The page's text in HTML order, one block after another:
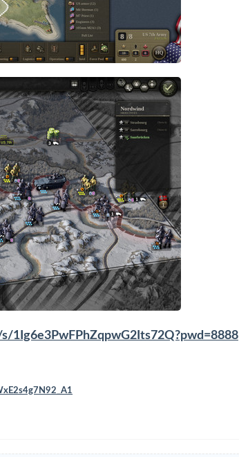
1Ig6e3PwFPhZqpwG2Its72Q?pwd=8888